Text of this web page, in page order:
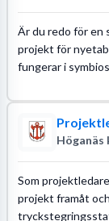
Är du redo för en
projekt för
fungerar i
Höganäs
Som
projekt framåt